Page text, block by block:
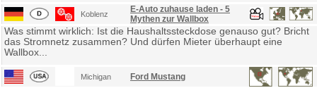
Koblenz
E-Auto zuhause laden - 5
Mythen zur Wallbox
Was stimmt wirklich: Ist die Haushaltssteckdose genauso gut? Bricht
das Stromnetz zusammen? Und dürfen Mieter überhaupt eine
Wallbox...
Michigan Ford Mustang